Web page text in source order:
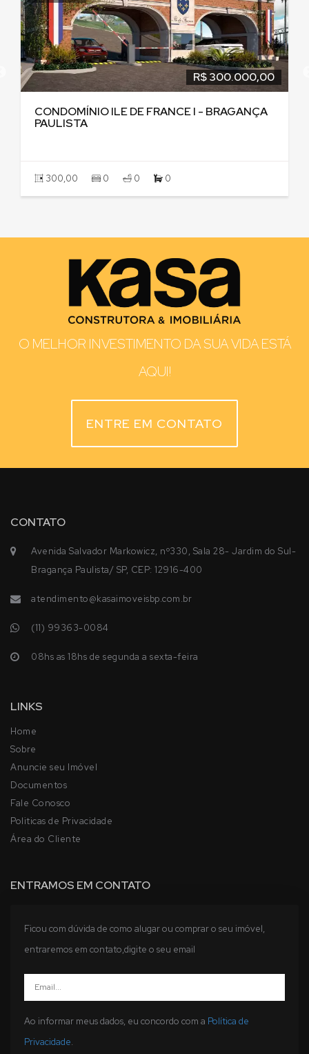
R$ 300.000,00
CONDOMÍNIO ILE DE FRANCE I - BRAGANÇA
PAULISTA
300,00 0 0 0
O MELHOR INVESTIMENTO DA SUA VIDA ESTÁ
AQUI!
ENTRE EM CONTATO
CONTATO
Avenida Salvador Markowicz, nº330, Sala 28- Jardim do Sul-
Bragança Paulista/ SP, CEP: 12916-400
atendimento@kasaimoveisbp.com.br
(11) 99363-0084
08hs as 18hs de segunda a sexta-feira
LINKS
Home
Sobre
Anuncie seu Imóvel
Documentos
Fale Conosco
Politicas de Privacidade
Área do Cliente
ENTRAMOS EM CONTATO
Ficou com dúvida de como alugar ou comprar o seu imóvel,
entraremos em contato,digite o seu email
Ao informar meus dados, eu concordo com a Política de
Privacidade.